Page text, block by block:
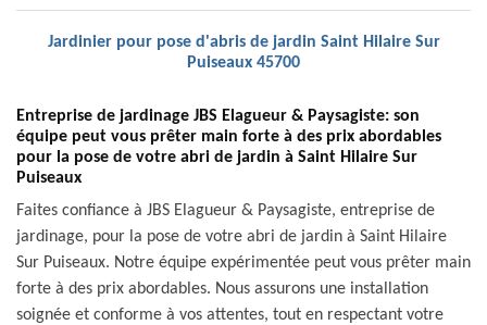
Jardinier pour pose d'abris de jardin Saint Hilaire Sur
Puiseaux 45700
Entreprise de jardinage JBS Elagueur & Paysagiste: son
équipe peut vous prêter main forte à des prix abordables
pour la pose de votre abri de jardin à Saint Hilaire Sur
Puiseaux
Faites confiance à JBS Elagueur & Paysagiste, entreprise de
jardinage, pour la pose de votre abri de jardin à Saint Hilaire
Sur Puiseaux. Notre équipe expérimentée peut vous prêter main
forte à des prix abordables. Nous assurons une installation
soignée et conforme à vos attentes, tout en respectant votre